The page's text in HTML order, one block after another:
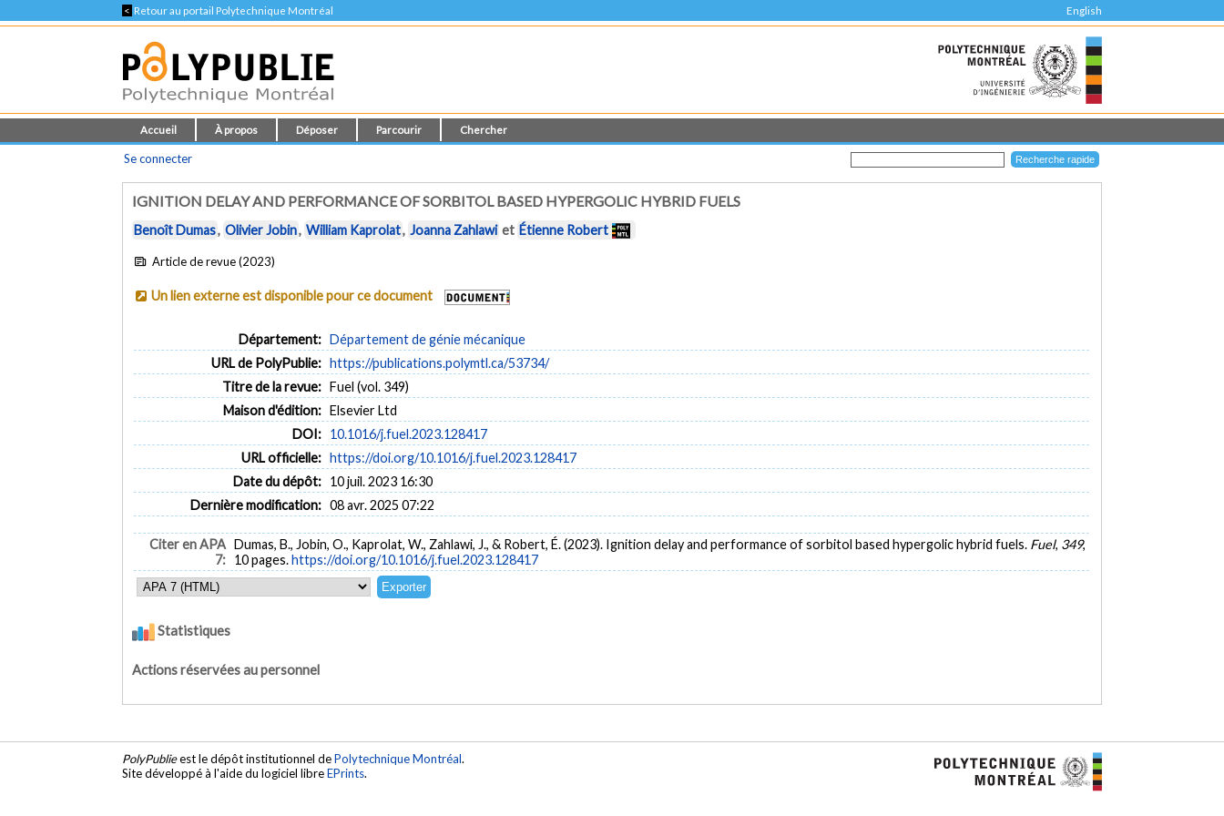
< Retour au portail Polytechnique Montréal English
Accueil À propos Déposer Parcourir Chercher
Se connecter
IGNITION DELAY AND PERFORMANCE OF SORBITOL BASED HYPERGOLIC HYBRID FUELS
Benoît Dumas, Olivier Jobin, William Kaprolat, Joanna Zahlawi et Étienne Robert
Article de revue (2023)
Un lien externe est disponible pour ce document
Département: Département de génie mécanique
URL de PolyPublie: https://publications.polymtl.ca/53734/
Titre de la revue: Fuel (vol. 349)
Maison d'édition: Elsevier Ltd
DOI: 10.1016/j.fuel.2023.128417
URL officielle: https://doi.org/10.1016/j.fuel.2023.128417
Date du dépôt: 10 juil. 2023 16:30
Dernière modification: 08 avr. 2025 07:22
Citer en APA
7:
Dumas, B., Jobin, O., Kaprolat, W., Zahlawi, J., & Robert, É. (2023). Ignition delay and performance of sorbitol based hypergolic hybrid fuels. Fuel, 349,
10 pages.https://doi.org/10.1016/j.fuel.2023.128417
Statistiques
Actions réservées au personnel
PolyPublieest le dépôt institutionnel dePolytechnique Montréal.
Site développé à l'aide du logiciel libreEPrints.